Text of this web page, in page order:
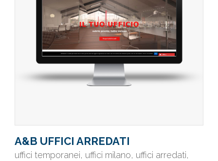
A&B UFFICI ARREDATI
uffici temporanei, uffici milano, uffici arredati,